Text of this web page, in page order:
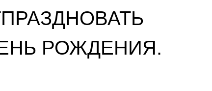
РОЖДЕНИЯ.